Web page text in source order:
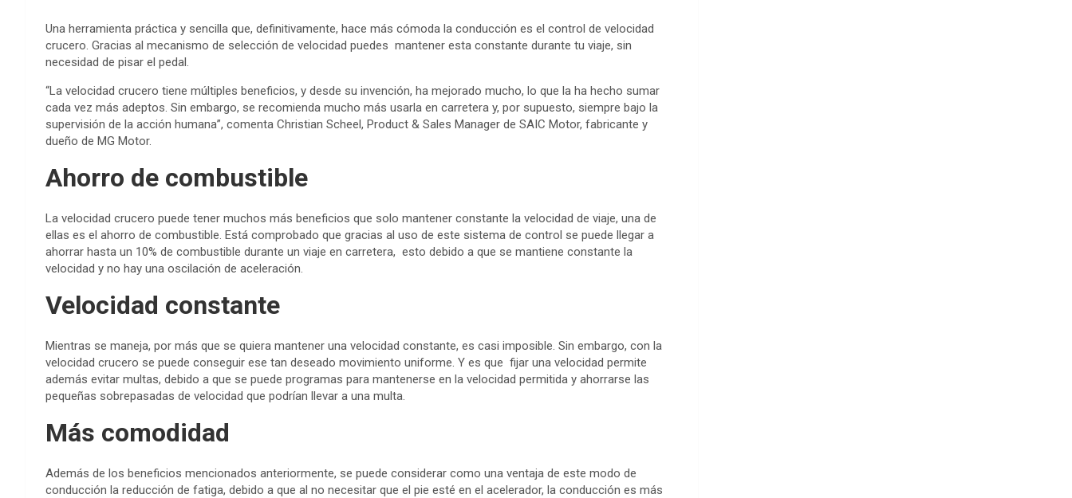
Una herramienta práctica y sencilla que, definitivamente, hace más cómoda la conducción es el control de velocidad
crucero. Gracias al mecanismo de selección de velocidad puedes mantener esta constante durante tu viaje, sin
necesidad de pisar el pedal.
“La velocidad crucero tiene múltiples beneficios, y desde su invención, ha mejorado mucho, lo que la ha hecho sumar
cada vez más adeptos. Sin embargo, se recomienda mucho más usarla en carretera y, por supuesto, siempre bajo la
supervisión de la acción humana”, comenta Christian Scheel, Product & Sales Manager de SAIC Motor, fabricante y
dueño de MG Motor.
Ahorro de combustible
La velocidad crucero puede tener muchos más beneficios que solo mantener constante la velocidad de viaje, una de
ellas es el ahorro de combustible. Está comprobado que gracias al uso de este sistema de control se puede llegar a
ahorrar hasta un 10% de combustible durante un viaje en carretera, esto debido a que se mantiene constante la
velocidad y no hay una oscilación de aceleración.
Velocidad constante
Mientras se maneja, por más que se quiera mantener una velocidad constante, es casi imposible. Sin embargo, con la
velocidad crucero se puede conseguir ese tan deseado movimiento uniforme. Y es que fijar una velocidad permite
además evitar multas, debido a que se puede programas para mantenerse en la velocidad permitida y ahorrarse las
pequeñas sobrepasadas de velocidad que podrían llevar a una multa.
Más comodidad
Además de los beneficios mencionados anteriormente, se puede considerar como una ventaja de este modo de
conducción la reducción de fatiga, debido a que al no necesitar que el pie esté en el acelerador, la conducción es más